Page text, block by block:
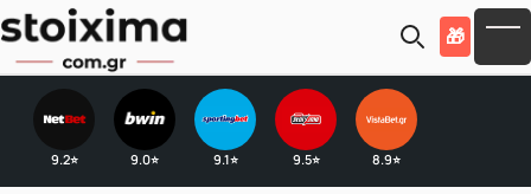
Skip to main content
🎁
9.2⭐ 9.0⭐ 9.1⭐ 9.5⭐ 8.9⭐